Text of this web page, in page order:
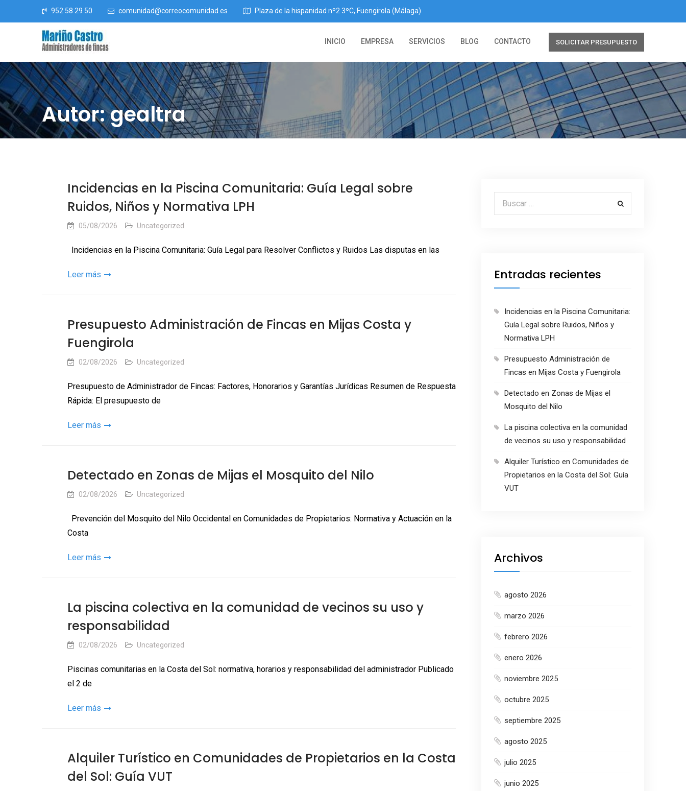
Saltar al contenido952 58 29 50 comunidad@correocomunidad.es Plaza de la hispanidad nº2 3ºC, Fuengirola (Málaga)
SOLICITAR PRESUPUESTO
INICIO EMPRESA SERVICIOS BLOG CONTACTO
Autor: gealtra
Incidencias en la Piscina Comunitaria: Guía Legal sobre
Ruidos, Niños y Normativa LPH
05/08/2026 Uncategorized
Incidencias en la Piscina Comunitaria: Guía Legal para Resolver Conflictos y Ruidos Las disputas en las
Leer más
Presupuesto Administración de Fincas en Mijas Costa y
Fuengirola
02/08/2026 Uncategorized
Presupuesto de Administrador de Fincas: Factores, Honorarios y Garantías Jurídicas Resumen de Respuesta
Rápida: El presupuesto de
Leer más
Detectado en Zonas de Mijas el Mosquito del Nilo
02/08/2026 Uncategorized
Prevención del Mosquito del Nilo Occidental en Comunidades de Propietarios: Normativa y Actuación en la
Costa
Leer más
La piscina colectiva en la comunidad de vecinos su uso y
responsabilidad
02/08/2026 Uncategorized
Piscinas comunitarias en la Costa del Sol: normativa, horarios y responsabilidad del administrador Publicado
el 2 de
Leer más
Alquiler Turístico en Comunidades de Propietarios en la Costa
del Sol: Guía VUT
Buscar por:
Entradas recientes
Incidencias en la Piscina Comunitaria:
Guía Legal sobre Ruidos, Niños y
Normativa LPH
Presupuesto Administración de
Fincas en Mijas Costa y Fuengirola
Detectado en Zonas de Mijas el
Mosquito del Nilo
La piscina colectiva en la comunidad
de vecinos su uso y responsabilidad
Alquiler Turístico en Comunidades de
Propietarios en la Costa del Sol: Guía
VUT
Archivos
agosto 2026
marzo 2026
febrero 2026
enero 2026
noviembre 2025
octubre 2025
septiembre 2025
agosto 2025
julio 2025
junio 2025